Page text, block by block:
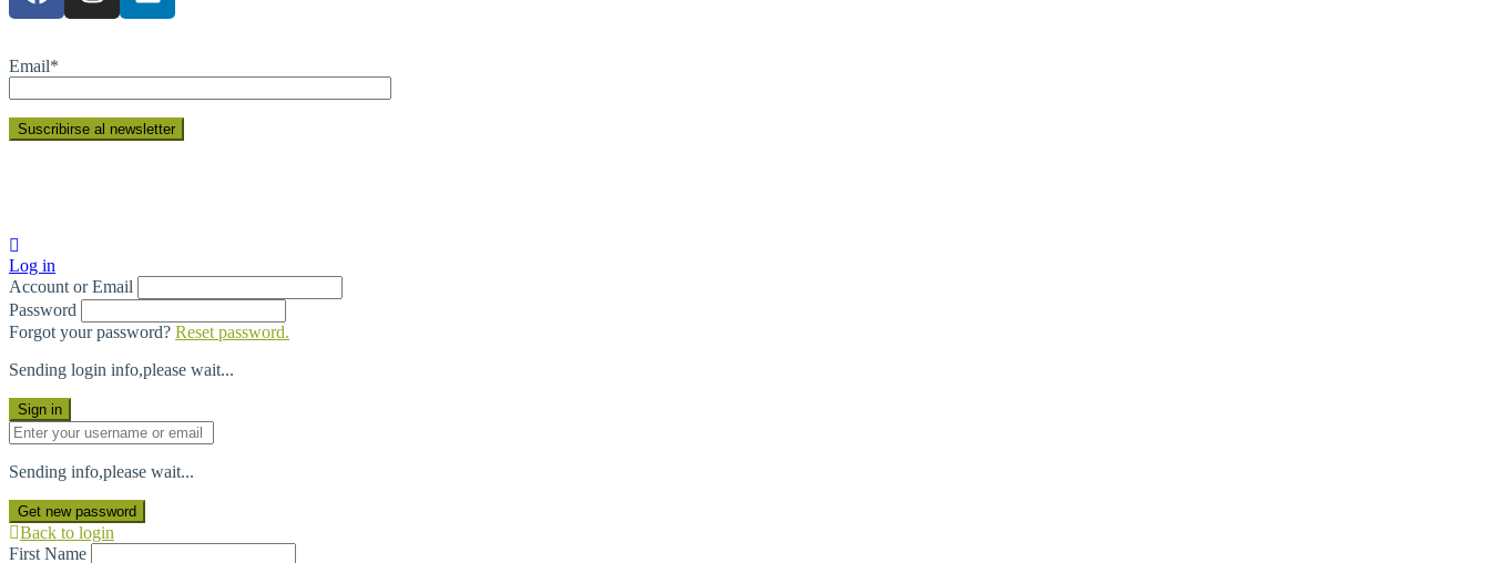
Email*
CORFO
Log in
Account or Email
Password
Forgot your password? Reset password.
Sending login info,please wait...
Sign in
Sending info,please wait...
Get new password
Back to login
First Name